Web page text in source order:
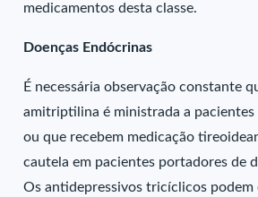
medicamentos desta classe.
Doenças Endócrinas
É necessária observação constante
amitriptilina é ministrada a
ou que recebem medicação
cautela em pacientes portadores de
Os antidepressivos tricíclicos podem